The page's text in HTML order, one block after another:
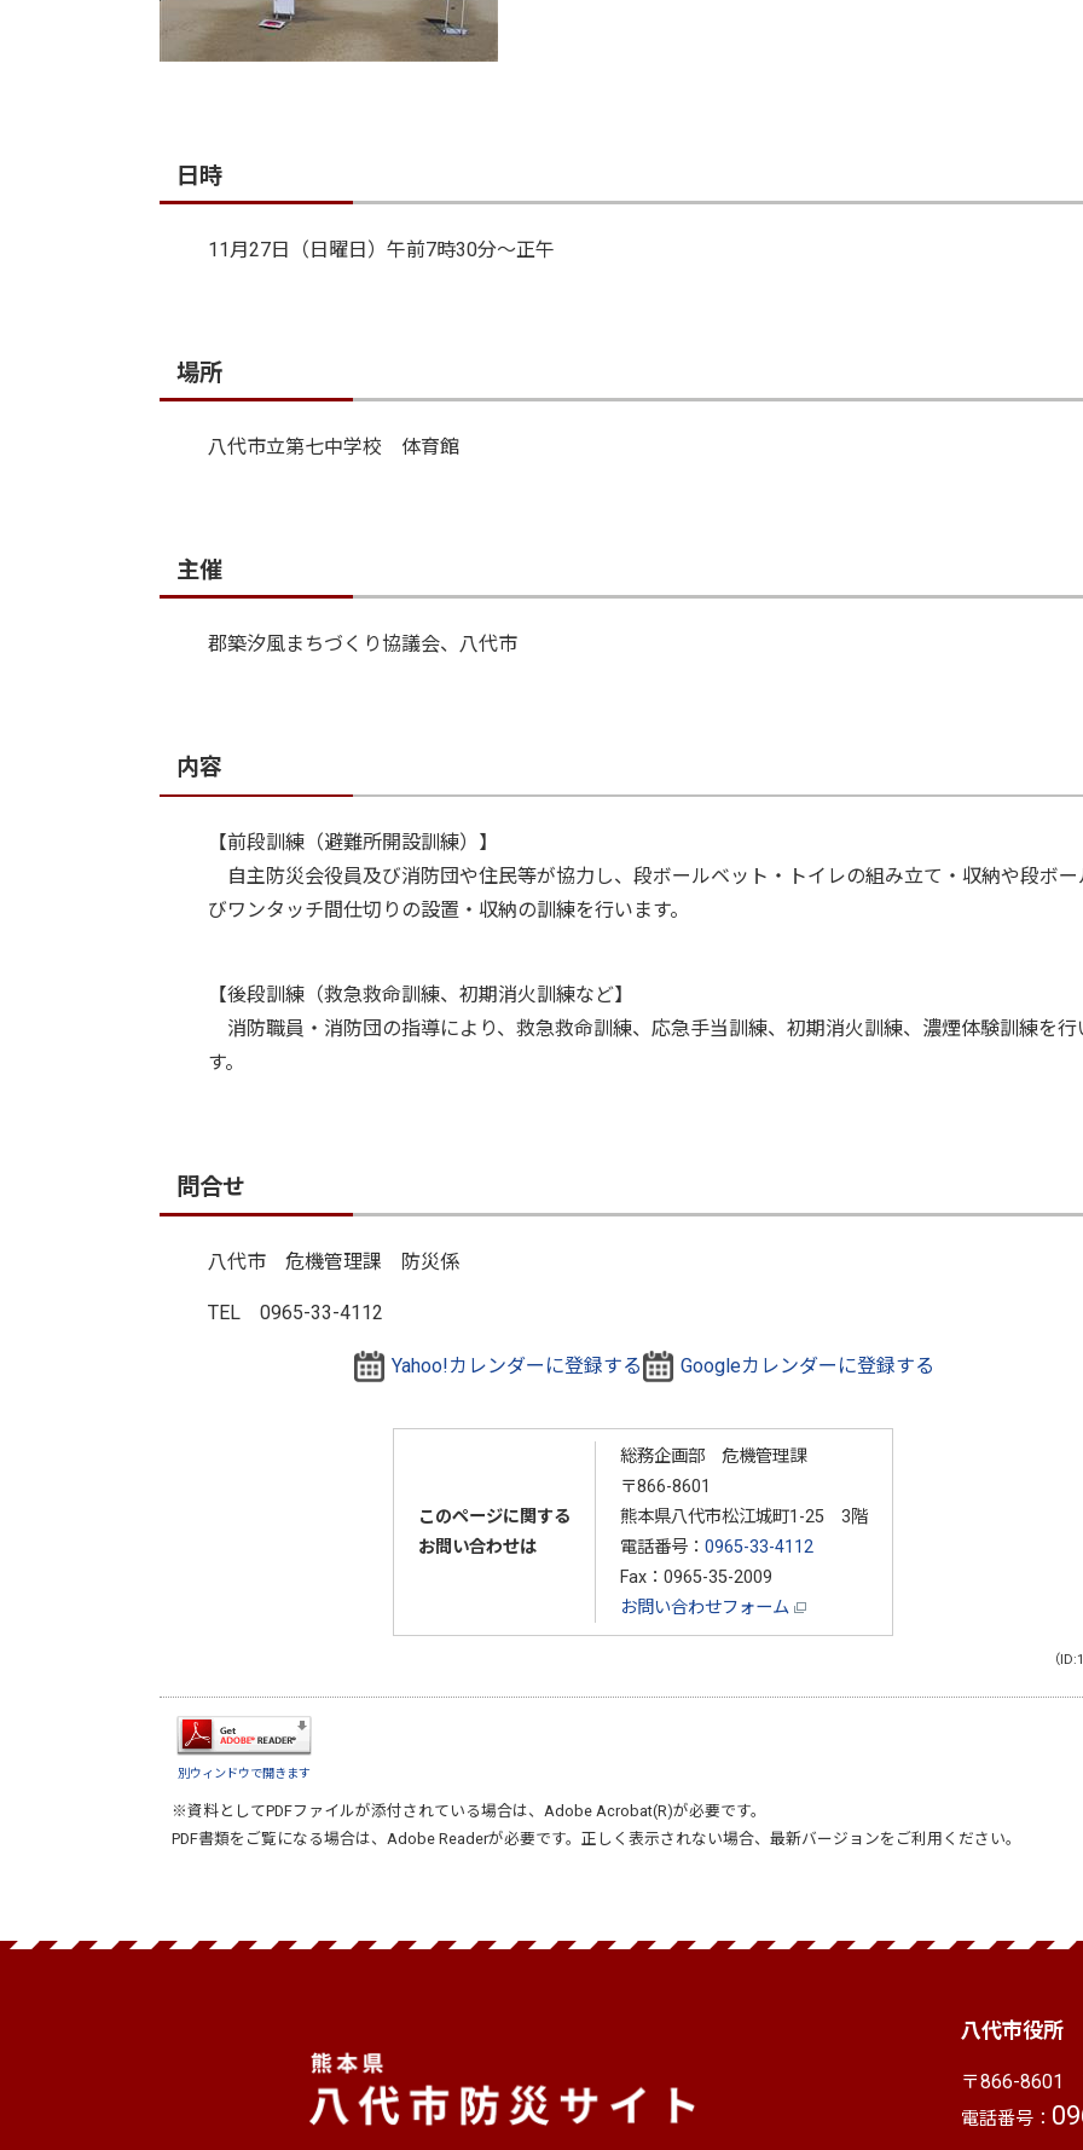
日時
11月27日（日曜日）午前7時30分～正午
場所
八代市立第七中学校 体育館
主催
郡築汐風まちづくり協議会、八代市
内容
【前段訓練（避難所開設訓練）】
自主防災会役員及び消防団や住民等が協力し、段ボールベット・トイレの組み立て・収納や段ボー
びワンタッチ間仕切りの設置・収納の訓練を行います。
【後段訓練（救急救命訓練、初期消火訓練など】
消防職員・消防団の指導により、救急救命訓練、応急手当訓練、初期消火訓練、濃煙体験訓練を行
す。
問合せ
八代市 危機管理課 防災係
TEL 0965-33-4112
Yahoo!カレンダーに登録する Googleカレンダーに登録する
このページに関する
お問い合わせは
総務企画部 危機管理課
〒866-8601
熊本県八代市松江城町1-25 3階
電話番号： 0965-33-4112
Fax：0965-35-2009
お問い合わせフォーム
（
別ウィンドウで開きます
※資料としてPDFファイルが添付されている場合は、 Adobe Acrobat(R)が必要です。
PDF書類をご覧になる場合は、 Adobe Readerが必要です。正しく表示されない場合、最新バージョンをご利用ください。
八代市役所
〒866-8601
電話番号：